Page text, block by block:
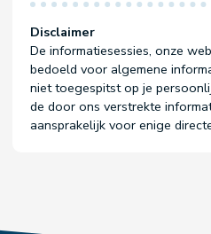
Disclaimer
De informatiesessies, onze
bedoeld voor algemene
niet toegespitst op je
de door ons verstrekte
aansprakelijk voor enige